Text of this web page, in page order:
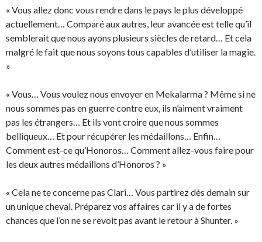
« Vous allez donc vous rendre dans le pays le plus développé
actuellement… Comparé aux autres, leur avancée est telle qu’il
semblerait que nous ayons plusieurs siècles de retard… Et cela
malgré le fait que nous soyons tous capables d’utiliser la magie.
»
« Vous… Vous voulez nous envoyer en Mekalarma ? Même si ne
nous sommes pas en guerre contre eux, ils n’aiment vraiment
pas les étrangers… Et ils vont croire que nous sommes
belliqueux… Et pour récupérer les médaillons… Enfin…
Comment est-ce qu’Honoros… Comment allez-vous faire pour
les deux autres médaillons d’Honoros ? »
« Cela ne te concerne pas Clari… Vous partirez dès demain sur
un unique cheval. Préparez vos affaires car il y a de fortes
chances que l’on ne se revoit pas avant le retour à Shunter. »